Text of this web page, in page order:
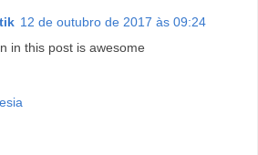
12 de outubro de 2017 às 09:24
in this post is awesome